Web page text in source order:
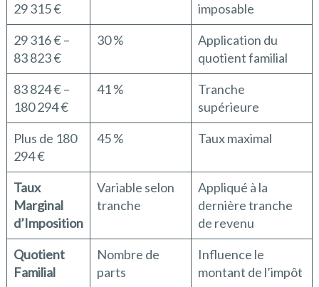
29 315 €
imposable
29 316 € –
83 823 €
30 %
Application du
quotient familial
83 824 € –
180 294 €
41 %
Tranche
supérieure
Plus de 180
294 €
45 % Taux maximal
Taux
Marginal
d’Imposition
Variable selon
tranche
Appliqué à la
dernière tranche
de revenu
Quotient
Familial
Nombre de
parts
Influence le
montant de l’impôt